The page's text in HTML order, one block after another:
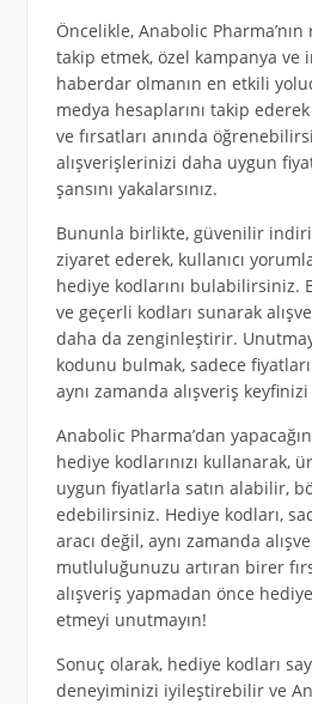
Öncelikle, Anabolic
takip etmek, özel kampanya ve
haberdar olmanın en etkili
medya hesaplarını takip
ve fırsatları anında
alışverişlerinizi daha uygun
şansını yakalarsınız.
Bununla birlikte, güvenilir
ziyaret ederek, kullanıcı
hediye kodlarını bulabilirsiniz.
ve geçerli kodları sunarak
daha da zenginleştirir.
kodunu bulmak, sadece
aynı zamanda alışveriş keyfinizi
Anabolic Pharma’dan
hediye kodlarınızı kullanarak,
uygun fiyatlarla satın alabilir,
edebilirsiniz. Hediye kodları,
aracı değil, aynı zamanda
mutluluğunuzu artıran birer
alışveriş yapmadan önce
etmeyi unutmayın!
Sonuç olarak, hediye kodları
deneyiminizi iyileştirebilir ve